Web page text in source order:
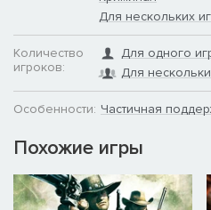
Для нескольких
Количество
игроков:
Для одного
Для
Особенности: Частичная
Похожие игры